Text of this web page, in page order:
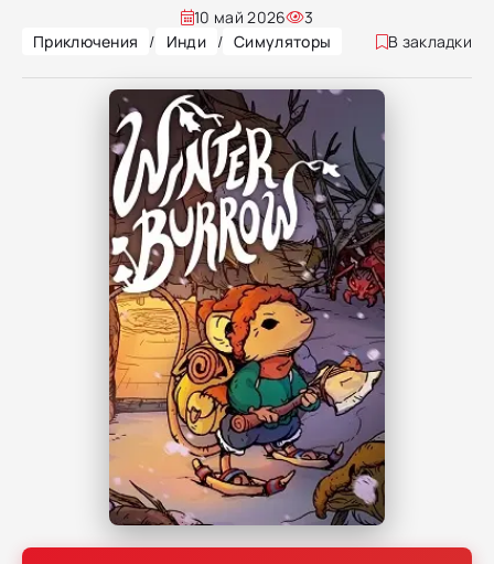
10 май 2026
3
Приключения
/ Инди / Симуляторы В закладки